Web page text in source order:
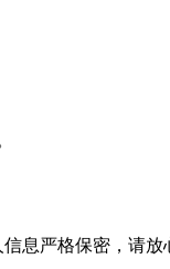
息严格保密，请放